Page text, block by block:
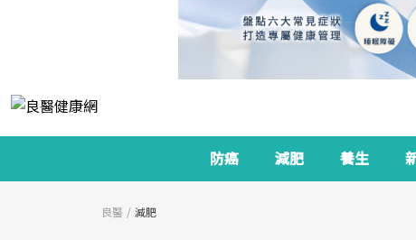
防癌 減肥 養生
良醫 減肥